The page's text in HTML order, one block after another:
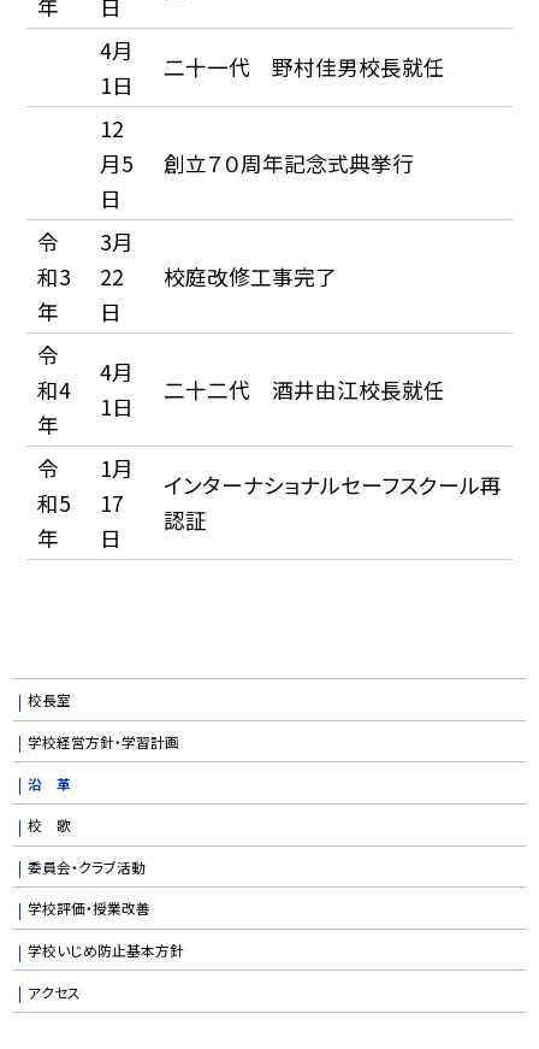
年
日
4月
1日
二十一代 野村佳男校長就任
12
月5
日
創立７０周年記念式典挙行
令
和3
年
3月
22
日
校庭改修工事完了
令
和4
年
4月
1日
二十二代 酒井由江校長就任
令
和5
年
1月
17
日
インターナショナルセーフスクール再
認証
校長室
学校経営方針・学習計画
沿 革
校 歌
委員会・クラブ活動
学校評価・授業改善
学校いじめ防止基本方針
アクセス